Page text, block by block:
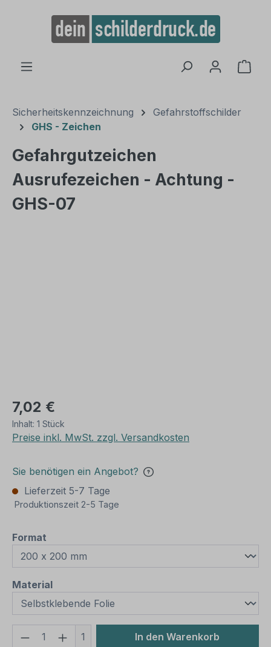
springen
Sicherheitskennzeichnung
Gefahrstoffschilder
GHS - Zeichen
Gefahrgutzeichen
Ausrufezeichen - Achtung -
GHS-07
7,02 €
Inhalt: 1 Stück
Preise inkl. MwSt. zzgl. Versandkosten
Sie benötigen ein Angebot?
Lieferzeit 5-7 Tage
Produktionszeit 2-5 Tage
Format
Materialauswählen
Produkt Anzahl: Gib den
1 In den Warenkorb